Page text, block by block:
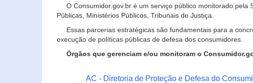
O Consumidor.gov.br é um serviço público monitorado
Públicas, Ministérios Públicos, Tribunais de Justiça.
Essas parcerias estratégicas são fundamentais para a
execução de políticas públicas de defesa dos consumidores.
Órgãos que gerenciam e/ou monitoram o
AC - Diretoria de Proteção e Defesa do